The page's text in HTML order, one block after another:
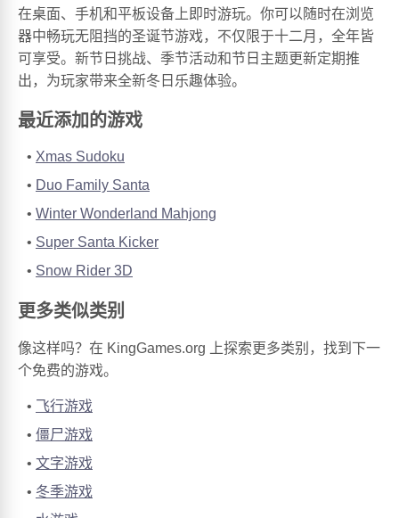
在桌面、手机和平板设备上即时游玩。你可以随时在浏览
器中畅玩无阻挡的圣诞节游戏，不仅限于十二月，全年皆
可享受。新节日挑战、季节活动和节日主题更新定期推
出，为玩家带来全新冬日乐趣体验。
最近添加的游戏
Xmas Sudoku
Duo Family Santa
Winter Wonderland Mahjong
Super Santa Kicker
Snow Rider 3D
更多类似类别
像这样吗？在 KingGames.org 上探索更多类别，找到下一
个免费的游戏。
飞行游戏
僵尸游戏
文字游戏
冬季游戏